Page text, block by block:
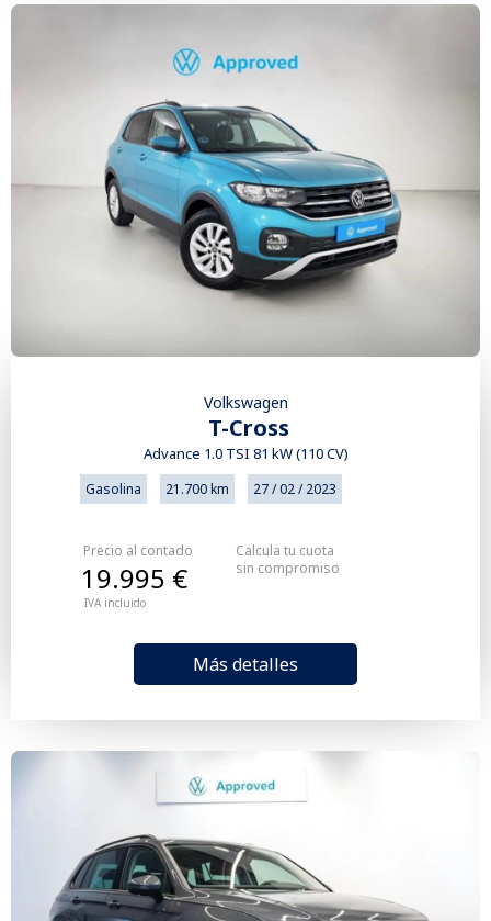
Volkswagen
T-Cross
Advance 1.0 TSI 81 kW (110 CV)
Gasolina 21.700 km 27 / 02 / 2023
Precio al contado
IVA incluido
19.995 €
Más detalles
Calcula tu cuota
sin compromiso